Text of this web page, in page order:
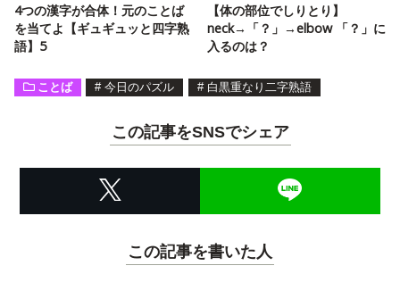
4つの漢字が合体！元のことば
を当てよ【ギュギュッと四字熟
語】5
【体の部位でしりとり】
neck→「？」→elbow 「？」に
入るのは？
ことば # 今日のパズル # 白黒重なり二字熟語
この記事をSNSでシェア
この記事を書いた人